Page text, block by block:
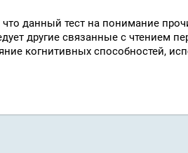
что данный тест на понимание
другие связанные с чтением
когнитивных способностей,